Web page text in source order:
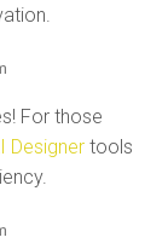
For those
Designer tools